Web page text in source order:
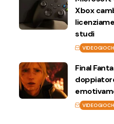
Xbox
studi
Final